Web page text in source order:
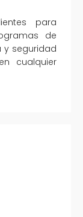
para
de
y seguridad
cualquier